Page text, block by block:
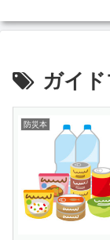
ガイ
防災本